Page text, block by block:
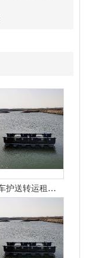
六盘水急救车护送转运租赁收费价目表-正规救护车出租最新排名一览